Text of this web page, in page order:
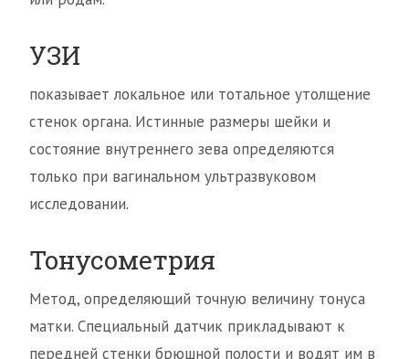
УЗИ
показывает локальное или тотальное утол­щение
стенок органа. Истинные размеры шейки и
состояние внутреннего зева определяются
только при вагинальном ультразвуковом
исследовании.
Тонусометрия
Метод, определяющий точную величину тонуса
матки. Специальный датчик прикладывают к
передней стенки брюшной полости и водят им в